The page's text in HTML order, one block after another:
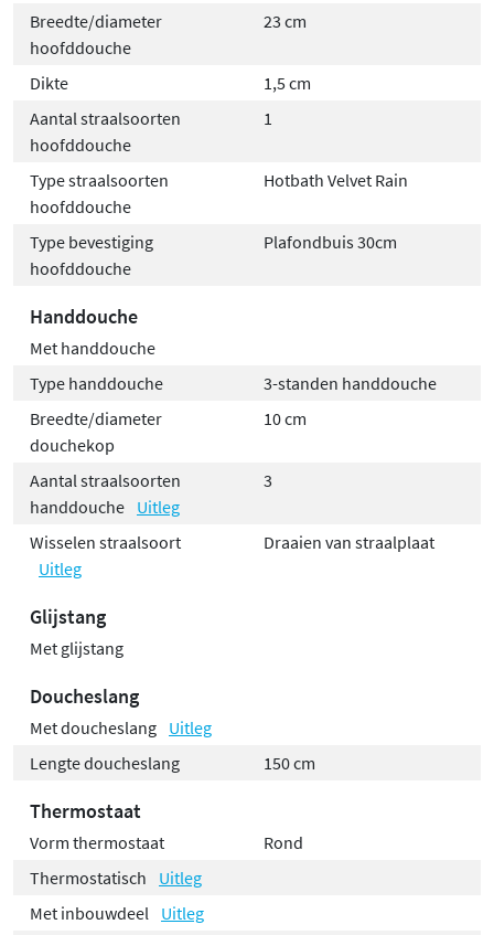
Breedte/diameter
hoofddouche
23 cm
Dikte
1,5 cm
Aantal straalsoorten
hoofddouche
1
Type straalsoorten
hoofddouche
Hotbath Velvet Rain
Type bevestiging
hoofddouche
Plafondbuis 30cm
Handdouche
Met handdouche
Type handdouche
3-standen handdouche
Breedte/diameter
douchekop
10 cm
Aantal straalsoorten
handdouche Uitleg
3
Wisselen straalsoort
Uitleg
Draaien van straalplaat
Glijstang
Met glijstang
Doucheslang
Met doucheslang Uitleg
Lengte doucheslang
150 cm
Thermostaat
Vorm thermostaat
Rond
Thermostatisch
Uitleg
Met inbouwdeel
Uitleg